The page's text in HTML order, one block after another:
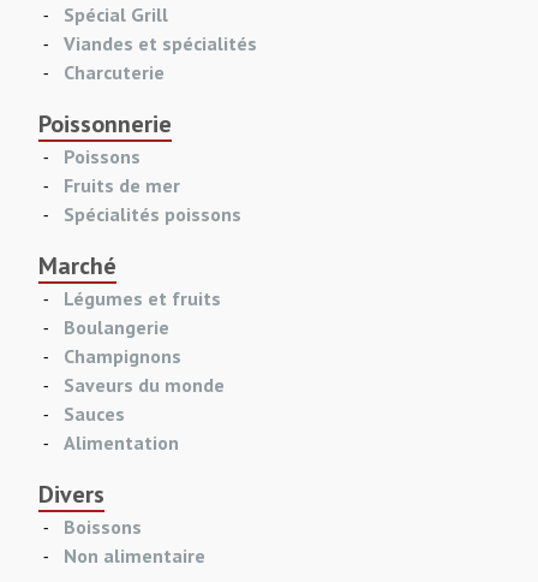
Spécial Grill
Viandes et spécialités
Charcuterie
Poissonnerie
Poissons
Fruits de mer
Spécialités poissons
Marché
Légumes et fruits
Boulangerie
Champignons
Saveurs du monde
Sauces
Alimentation
Divers
Boissons
Non alimentaire